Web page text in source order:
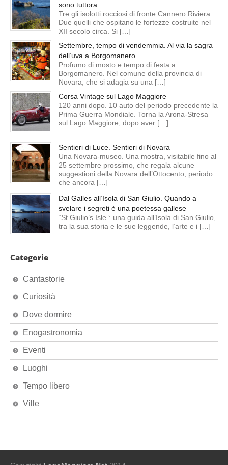
sono tuttora
Tre gli isolotti rocciosi di fronte Cannero Riviera.
Due quelli che ospitano le fortezze costruite nel
XII secolo circa. Si […]
Settembre, tempo di vendemmia. Al via la sagra
dell’uva a Borgomanero
Profumo di mosto e tempo di festa a
Borgomanero. Nel comune della provincia di
Novara, che si adagia su una […]
Corsa Vintage sul Lago Maggiore
120 anni dopo. 10 auto del periodo precedente la
Prima Guerra Mondiale. Torna la Arona-Stresa
sul Lago Maggiore, dopo aver […]
Sentieri di Luce. Sentieri di Novara
Una Novara-museo. Una mostra, visitabile fino al
25 settembre prossimo, che regala alcune
suggestioni della Novara dell’Ottocento, periodo
che ancora […]
Dal Galles all’Isola di San Giulio. Quando a
svelare i segreti è una poetessa gallese
“St Giulio’s Isle”: una guida all’Isola di San Giulio,
tra la sua storia e le sue leggende, l’arte e i […]
Categorie
Cantastorie
Curiosità
Dove dormire
Enogastronomia
Eventi
Luoghi
Tempo libero
Ville